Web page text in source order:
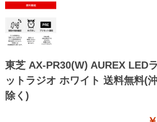
東芝 AX-PR30(W) AUREX LED
ットラジオ ホワイト 送料無料(
除く)